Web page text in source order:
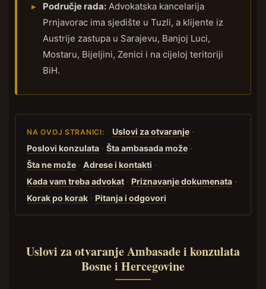
Područje rada: Advokatska kancelarija
Prnjavorac ima sjedište u Tuzli, a klijente iz
Austrije zastupa u Sarajevu, Banjoj Luci,
Mostaru, Bijeljini, Zenici i na cijeloj teritoriji
BiH.
NA OVOJ STRANICI: Uslovi za otvaranje ·
Poslovi konzulata · Šta ambasada može ·
Šta ne može · Adrese i kontakti ·
Kada vam treba advokat · Priznavanje dokumenata ·
Korak po korak · Pitanja i odgovori
Uslovi za otvaranje Ambasade i konzulata
Bosne i Hercegovine